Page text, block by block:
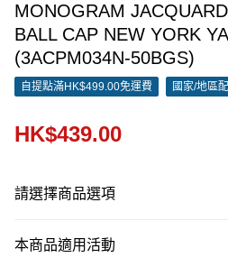
MONOGRAM
BALL CAP NEW YORK
(3ACPM034N-50BGS)
自提點滿HK$499.00免運費 國家/地區
HK$439.00
請選擇商品選項
本商品適用活動